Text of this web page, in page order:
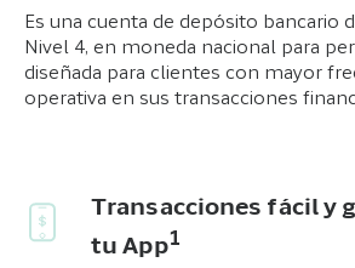
Es una cuenta de depósito bancario
Nivel 4, en moneda nacional para
diseñada para clientes con mayor
operativa en sus transacciones
Transacciones fácil y
tu App1